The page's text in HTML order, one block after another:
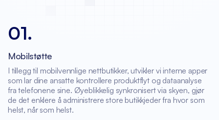
01.
Mobilstøtte
I tillegg til mobilvennlige nettbutikker, utvikler vi interne apper
som lar dine ansatte kontrollere produktflyt og dataanalyse
fra telefonene sine. Øyeblikkelig synkronisert via skyen, gjør
de det enklere å administrere store butikkjeder fra hvor som
helst, når som helst.